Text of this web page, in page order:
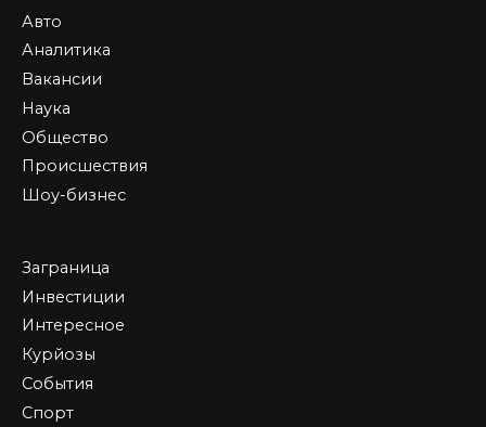
Авто
Аналитика
Вакансии
Наука
Общество
Происшествия
Шоу-бизнес
Заграница
Инвестиции
Интересное
Курйозы
События
Спорт